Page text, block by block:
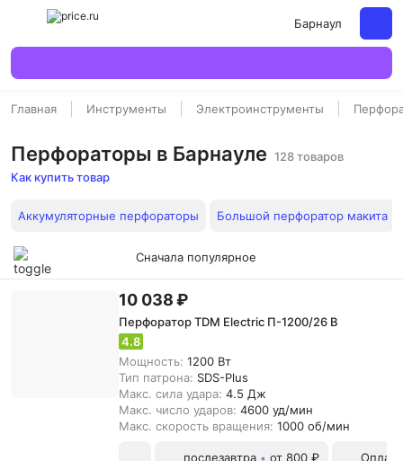
Барнаул
Главная Инструменты Электроинструменты
Перфораторы в Барнауле 128 товаров
Как купить товар
Аккумуляторные перфораторы Большой перфоратор макита
Сначала популярное
10 038 ₽
Перфоратор TDM Electric П-1200/26 B
4.8
Мощность: 1200 Вт
Тип патрона: SDS-Plus
Макс. сила удара: 4.5 Дж
Макс. число ударов: 4600 уд/мин
Макс. скорость вращения: 1000 об/мин
послезавтра • от 800 ₽